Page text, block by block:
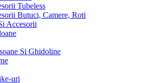
Tubeless
Butuci, Camere, Roti
Accesorii
Si Ghidoline
uri